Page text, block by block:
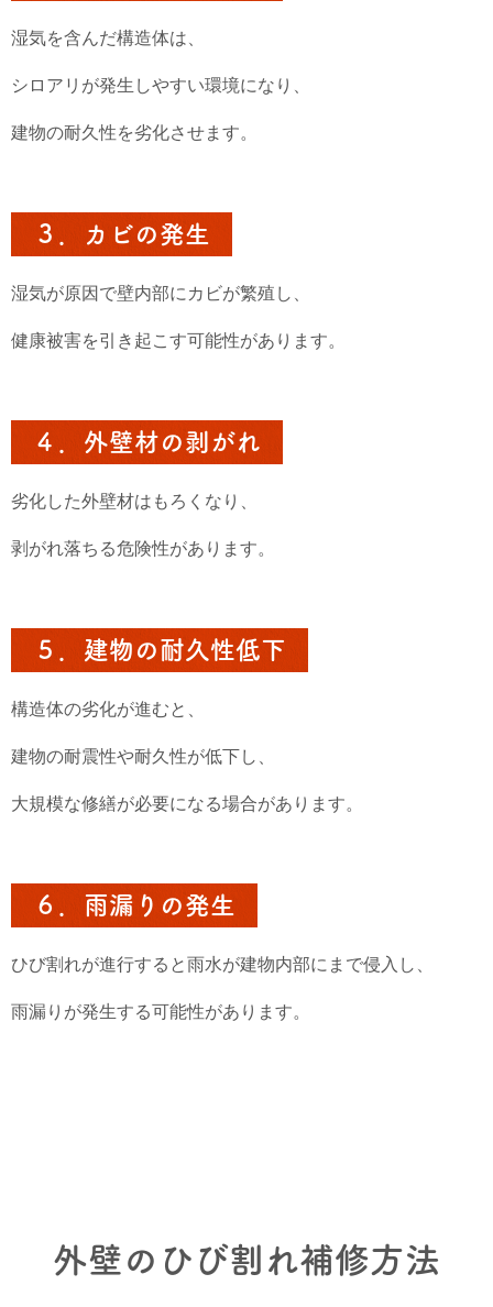
湿気を含んだ構造体は、
シロアリが発生しやすい環境になり、
建物の耐久性を劣化させます。
３．カビの発生
湿気が原因で壁内部にカビが繁殖し、
健康被害を引き起こす可能性があります。
４．外壁材の剥がれ
劣化した外壁材はもろくなり、
剥がれ落ちる危険性があります。
５．建物の耐久性低下
構造体の劣化が進むと、
建物の耐震性や耐久性が低下し、
大規模な修繕が必要になる場合があります。
６．雨漏りの発生
ひび割れが進行すると雨水が建物内部にまで侵入し、
雨漏りが発生する可能性があります。
外壁のひび割れ補修方法